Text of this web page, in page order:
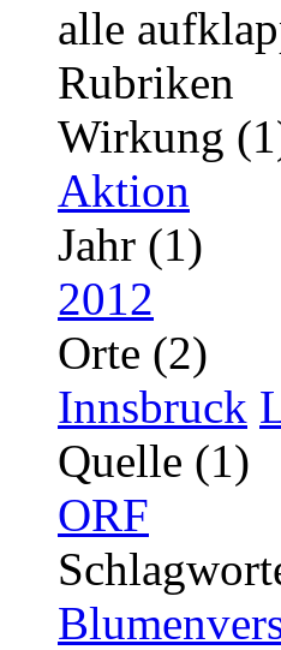
alle
Rubriken
Wirkung
Aktion
Jahr (1)
2012
Orte (2)
Innsbruck
Quelle (1)
ORF